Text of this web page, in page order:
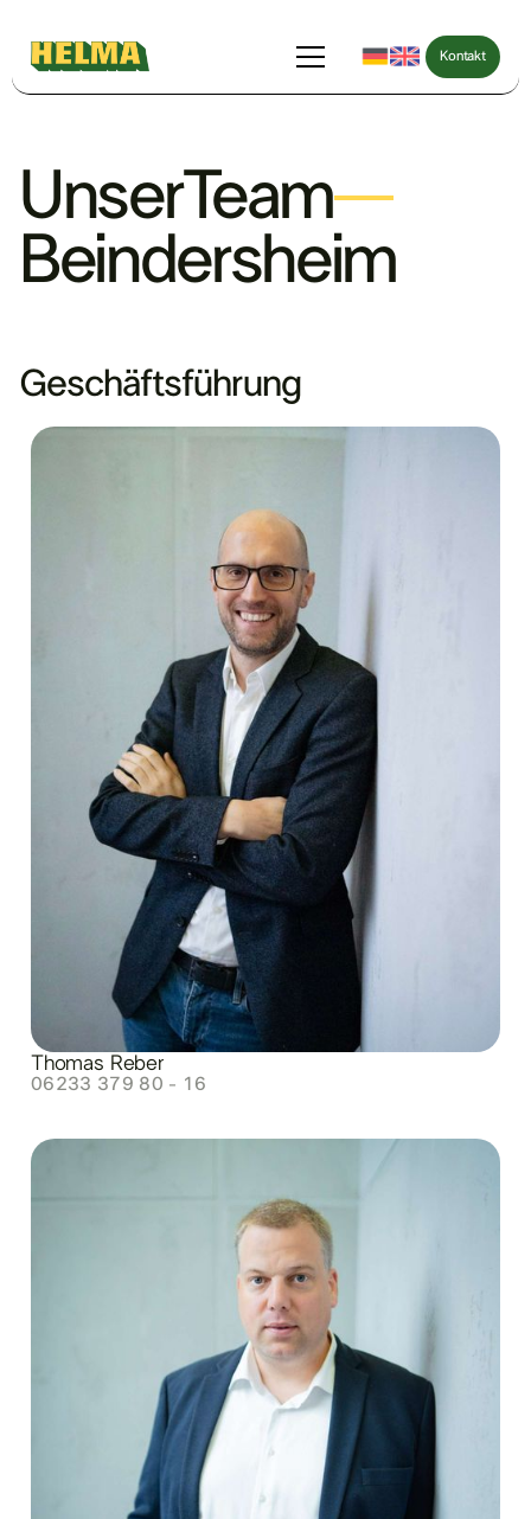
Kontakt
UnserTeam
Beindersheim
Geschäftsführung
Thomas Reber
06233 379 80 - 16